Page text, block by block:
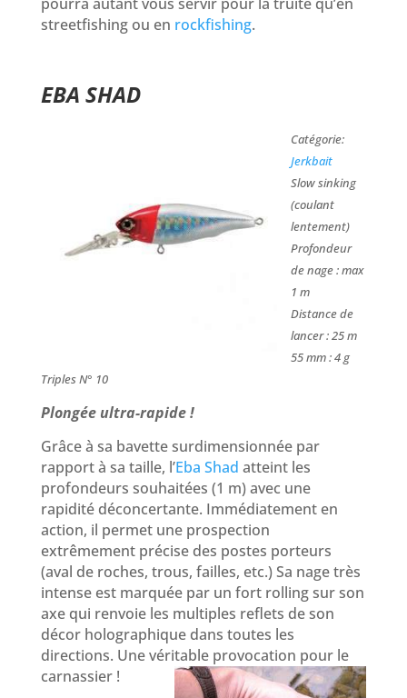
streetfishing ou en rockfishing.
EBA SHAD
Catégorie:
Jerkbait
Slow sinking
(coulant
lentement)
Profondeur
de nage : max
1 m
Distance de
lancer : 25 m
55 mm : 4 g
Triples N° 10
Plongée ultra-rapide !
Grâce à sa bavette surdimensionnée par
rapport à sa taille, l’Eba Shad atteint les
profondeurs souhaitées (1 m) avec une
rapidité déconcertante. Immédiatement en
action, il permet une prospection
extrêmement précise des postes porteurs
(aval de roches, trous, failles, etc.) Sa nage très
intense est marquée par un fort rolling sur son
axe qui renvoie les multiples reflets de son
décor holographique dans toutes les
directions. Une véritable provocation pour le
carnassier !